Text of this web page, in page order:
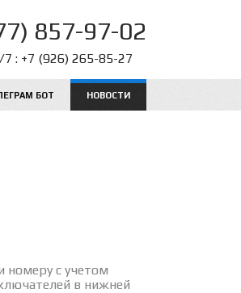
857-97-02
+7 (926) 265-85-27
БОТ НОВОСТИ
номеру с учетом
в нижней